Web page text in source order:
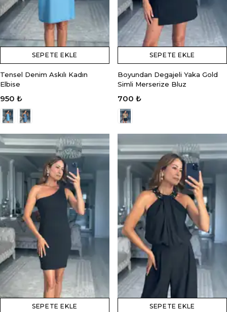
SEPETE EKLE
Tensel Denim Askılı Kadın
Elbise
950 ₺
SEPETE EKLE
Boyundan Degajeli Yaka Gold
Simli Merserize Bluz
700 ₺
SEPETE EKLE SEPETE EKLE